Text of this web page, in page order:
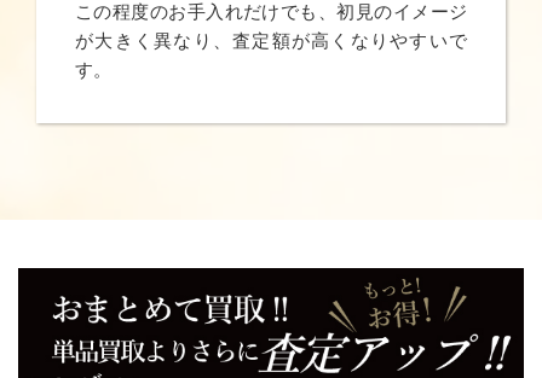
この程度のお手入れだけでも、初見のイメージ
が大きく異なり、査定額が高くなりやすいで
す。